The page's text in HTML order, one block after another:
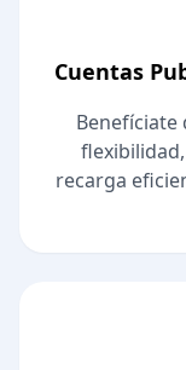
Cuentas
Benefíciate
recarga